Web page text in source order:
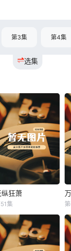
选集
第3集 第4集
天纵狂萧
纵狂萧
集